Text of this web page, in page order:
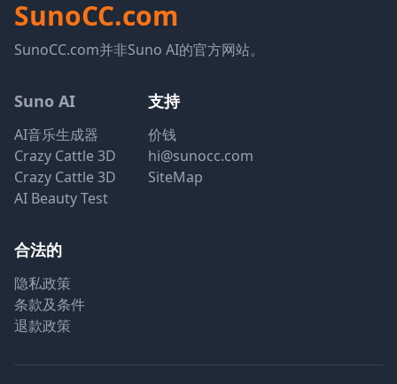
SunoCC.com
SunoCC.com并非Suno AI的官方网站。
Suno AI
AI音乐生成器
Crazy Cattle 3D
Crazy Cattle 3D
AI Beauty Test
支持
价钱
hi@sunocc.com
SiteMap
合法的
隐私政策
条款及条件
退款政策